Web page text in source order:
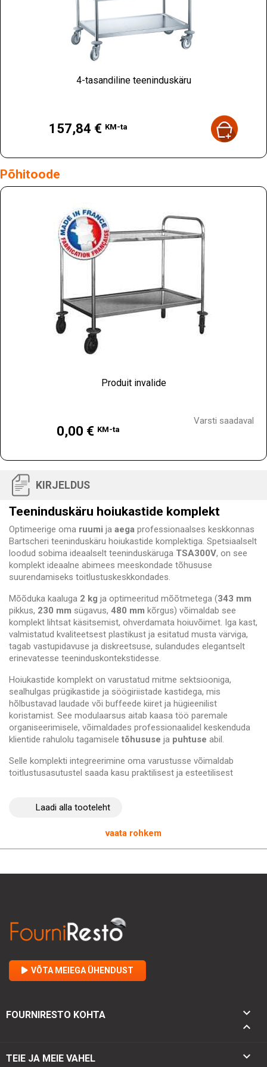
4-tasandiline teeninduskäru
157,84 € KM-ta
Põhitoode
Produit invalide
0,00 € KM-ta
Varsti saadaval
KIRJELDUS
Teeninduskäru hoiukastide komplekt
Optimeerige oma ruumi ja aega professionaalses keskkonnas
Bartscheri teeninduskäru hoiukastide komplektiga. Spetsiaalselt
loodud sobima ideaalselt teeninduskäruga TSA300V, on see
komplekt ideaalne abimees meeskondade tõhususe
suurendamiseks toitlustuskeskkondades.
Mõõduka kaaluga 2 kg ja optimeeritud mõõtmetega (343 mm
pikkus, 230 mm sügavus, 480 mm kõrgus) võimaldab see
komplekt lihtsat käsitsemist, ohverdamata hoiuvõimet. Iga kast,
valmistatud kvaliteetsest plastikust ja esitatud musta värviga,
tagab vastupidavuse ja diskreetsuse, sulandudes elegantselt
erinevatesse teeninduskontekstidesse.
Hoiukastide komplekt on varustatud mitme sektsiooniga,
sealhulgas prügikastide ja söögiriistade kastidega, mis
hõlbustavad laudade või buffeede kiiret ja hügieenilist
koristamist. See modulaarsus aitab kaasa töö paremale
organiseerimisele, võimaldades professionaalidel keskenduda
klientide rahulolu tagamisele tõhususe ja puhtuse abil.
Selle komplekti integreerimine oma varustusse võimaldab
toitlustusasutustel saada kasu praktilisest ja esteetilisest
tõhusustja ettevõtte mainet selle olulise hoiukastide
Laadi alla tooteleht
vaata rohkem
VÕTA MEIEGA ÜHENDUST
FOURNIRESTO KOHTA


TEIE JA MEIE VAHEL
